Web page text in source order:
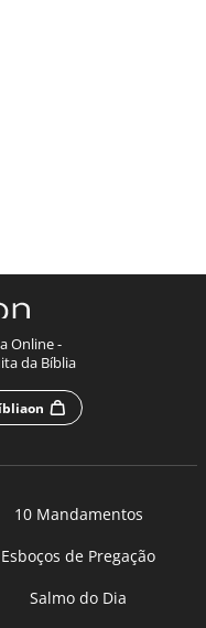
Online -
da Bíblia
10 Mandamentos
Esboços de Pregação
Salmo do Dia